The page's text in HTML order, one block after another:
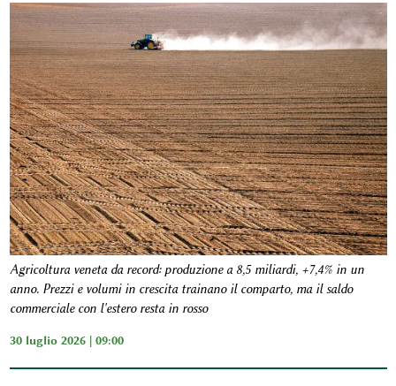
Agricoltura veneta da record: produzione a 8,5 miliardi, +7,4% in un
anno. Prezzi e volumi in crescita trainano il comparto, ma il saldo
commerciale con l'estero resta in rosso
30 luglio 2026 | 09:00